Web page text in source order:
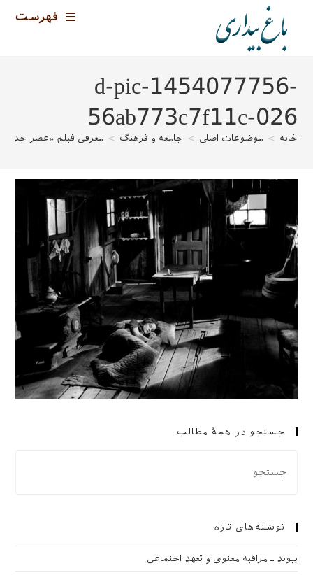
فهرست
d-pic-1454077756-
56ab773c7f11c-026
خانه > موضوعات اصلی > جامعه و فرهنگ > معرفی فیلم «عصر
جستجو در همهٔ مطالب
نوشته‌های تازه
پیوند ـ مراقبه‌ معنوی و تعهد اجتماعی